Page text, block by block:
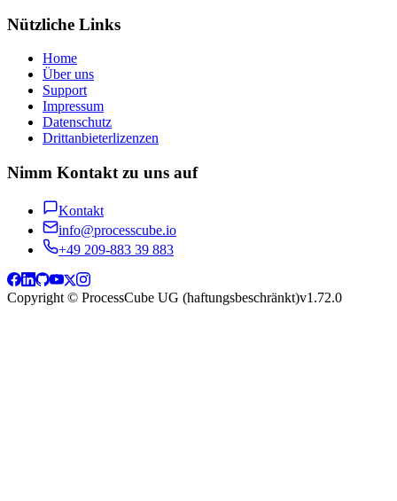
Nützliche Links
Home
Über uns
Support
Impressum
Datenschutz
Drittanbieterlizenzen
Nimm Kontakt zu uns auf
Kontakt
info@processcube.io
+49 209-883 39 883
Copyright © ProcessCube UG (haftungsbeschränkt)v1.72.0